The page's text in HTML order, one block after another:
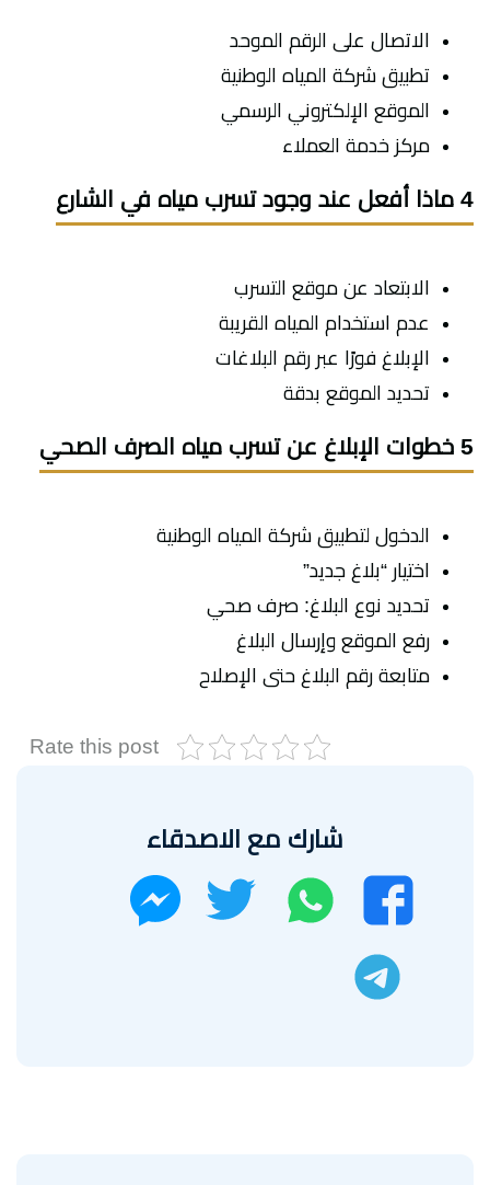
الاتصال على الرقم الموحد
تطبيق شركة المياه الوطنية
الموقع الإلكتروني الرسمي
مركز خدمة العملاء
4 ماذا أفعل عند وجود تسرب مياه في الشارع
الابتعاد عن موقع التسرب
عدم استخدام المياه القريبة
الإبلاغ فورًا عبر رقم البلاغات
تحديد الموقع بدقة
5 خطوات الإبلاغ عن تسرب مياه الصرف الصحي
الدخول لتطبيق شركة المياه الوطنية
اختيار “بلاغ جديد”
تحديد نوع البلاغ: صرف صحي
رفع الموقع وإرسال البلاغ
متابعة رقم البلاغ حتى الإصلاح
Rate this post
شارك مع الاصدقاء
فيسبوك
واتساب تويتر